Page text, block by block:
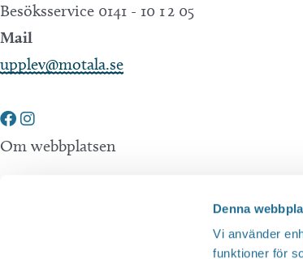
Denna
Vi använder
funktioner för
Besöksservice 0141 - 10 1 2 05
Mail
upplev@motala.se
Om webbplatsen
Tillgänglighetsredogörelse